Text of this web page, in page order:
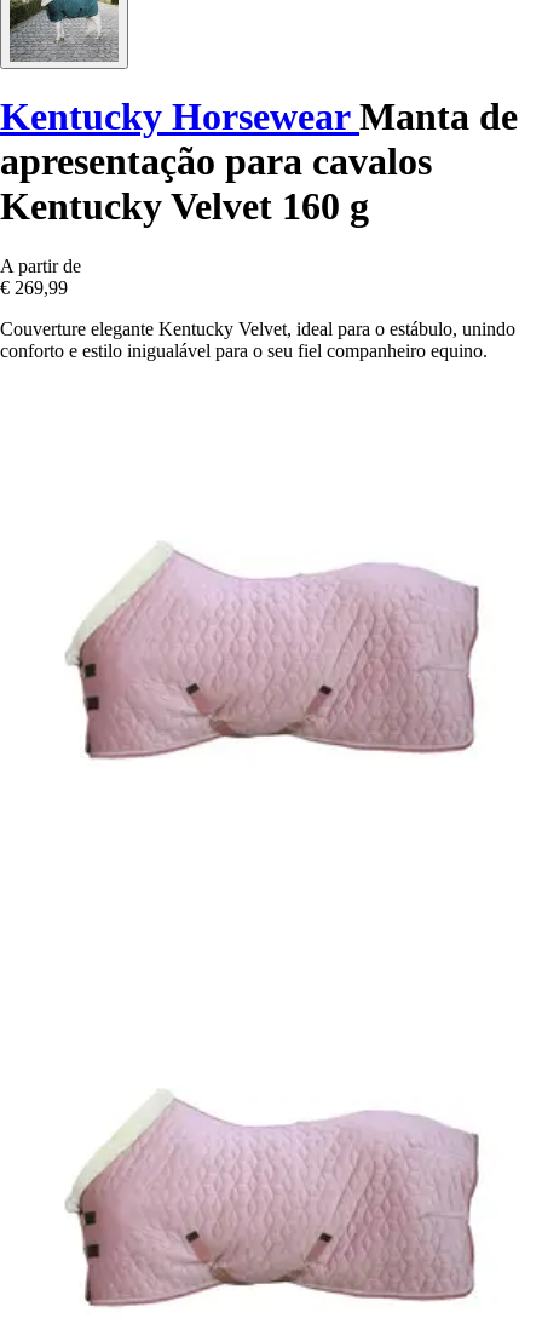
Kentucky HorsewearManta de
apresentação para cavalos
Kentucky Velvet 160 g
A partir de
€ 269,99
Couverture elegante Kentucky Velvet, ideal para o estábulo, unindo
conforto e estilo inigualável para o seu fiel companheiro equino.